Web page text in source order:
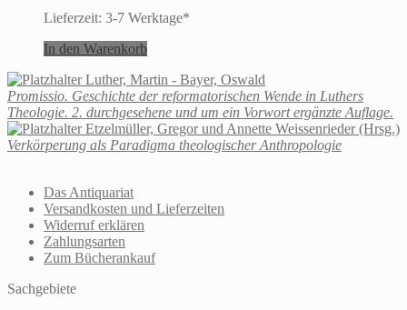
Lieferzeit: 3-7 Werktage*
In den Warenkorb
Luther, Martin - Bayer, Oswald
Promissio. Geschichte der reformatorischen Wende in Luthers
Theologie. 2. durchgesehene und um ein Vorwort ergänzte Auflage.
Etzelmüller, Gregor und Annette Weissenrieder (Hrsg.)
Verkörperung als Paradigma theologischer Anthropologie
Das Antiquariat
Versandkosten und Lieferzeiten
Widerruf erklären
Zahlungsarten
Zum Bücherankauf
Sachgebiete